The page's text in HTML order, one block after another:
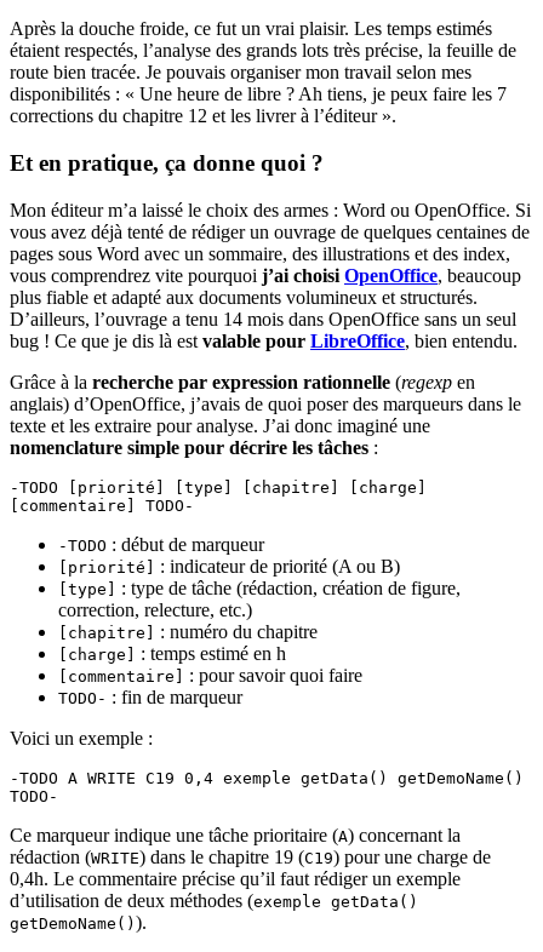
Après la douche froide, ce fut un vrai plaisir. Les temps estimés
étaient respectés, l’analyse des grands lots très précise, la feuille de
route bien tracée. Je pouvais organiser mon travail selon mes
disponibilités : « Une heure de libre ? Ah tiens, je peux faire les 7
corrections du chapitre 12 et les livrer à l’éditeur ».
Et en pratique, ça donne quoi ?
Mon éditeur m’a laissé le choix des armes : Word ou OpenOffice. Si
vous avez déjà tenté de rédiger un ouvrage de quelques centaines de
pages sous Word avec un sommaire, des illustrations et des index,
vous comprendrez vite pourquoi j’ai choisi OpenOffice, beaucoup
plus fiable et adapté aux documents volumineux et structurés.
D’ailleurs, l’ouvrage a tenu 14 mois dans OpenOffice sans un seul
bug ! Ce que je dis là est valable pour LibreOffice, bien entendu.
Grâce à la recherche par expression rationnelle (regexp en
anglais) d’OpenOffice, j’avais de quoi poser des marqueurs dans le
texte et les extraire pour analyse. J’ai donc imaginé une
nomenclature simple pour décrire les tâches :
-TODO [priorité] [type] [chapitre] [charge]
[commentaire] TODO-
-TODO : début de marqueur
[priorité] : indicateur de priorité (A ou B)
[type] : type de tâche (rédaction, création de figure,
correction, relecture, etc.)
[chapitre] : numéro du chapitre
[charge] : temps estimé en h
[commentaire] : pour savoir quoi faire
TODO- : fin de marqueur
Voici un exemple :
-TODO A WRITE C19 0,4 exemple getData() getDemoName()
TODO-
Ce marqueur indique une tâche prioritaire (A) concernant la
rédaction (WRITE) dans le chapitre 19 (C19) pour une charge de
0,4h. Le commentaire précise qu’il faut rédiger un exemple
d’utilisation de deux méthodes (exemple getData()
getDemoName() ).